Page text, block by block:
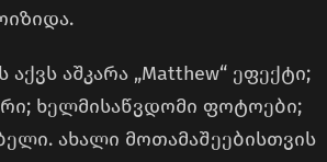
აქვს აშკარა „Matthew“ ეფექტი;
ხელმისაწვდომი ფოტოები;
ახალი მოთამაშეებისთვის